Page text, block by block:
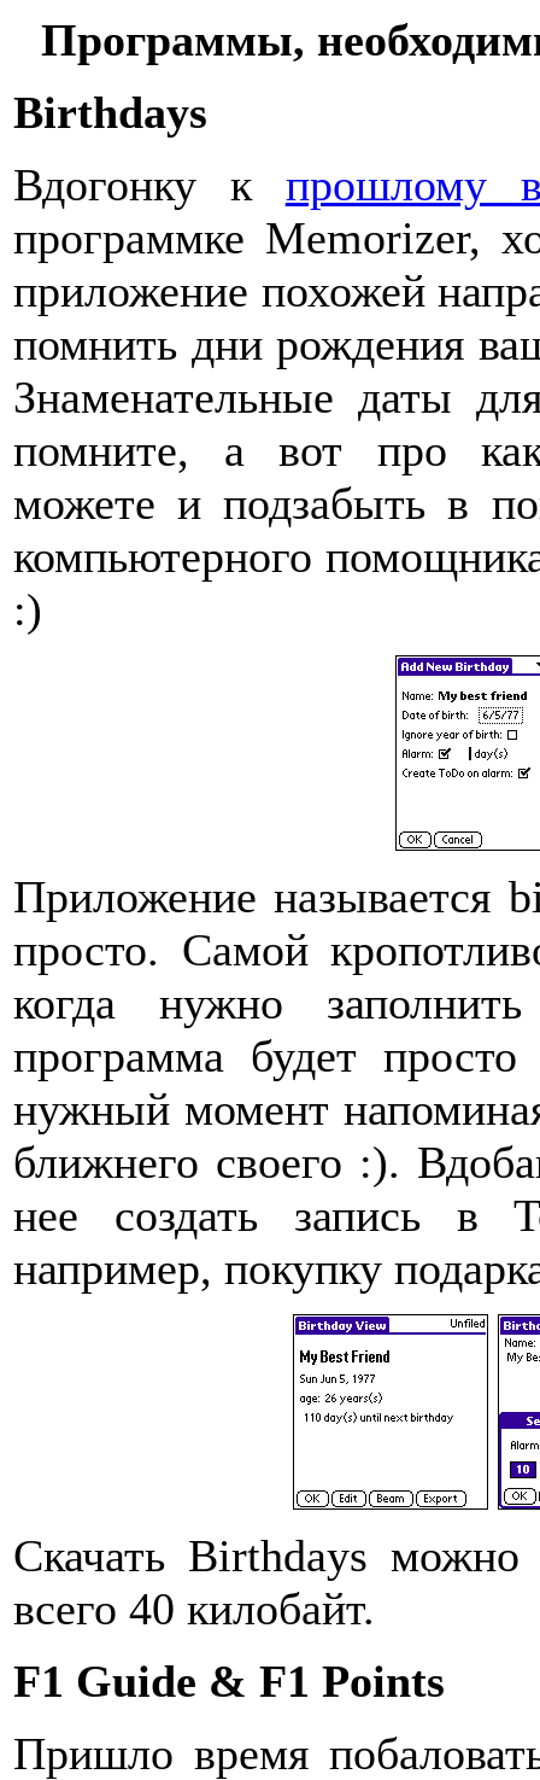
Программы,
Birthdays
Вдогонку к прошлому
программке Memorizer,
приложение похожей
помнить дни рождения
Знаменательные даты
помните, а вот про
можете и подзабыть в
компьютерного
:)
Приложение называется
просто. Самой
когда нужно
программа будет
нужный момент
ближнего своего :).
нее создать запись в
например, покупку
Скачать Birthdays
всего 40 килобайт.
F1 Guide & F1 Points
Пришло время